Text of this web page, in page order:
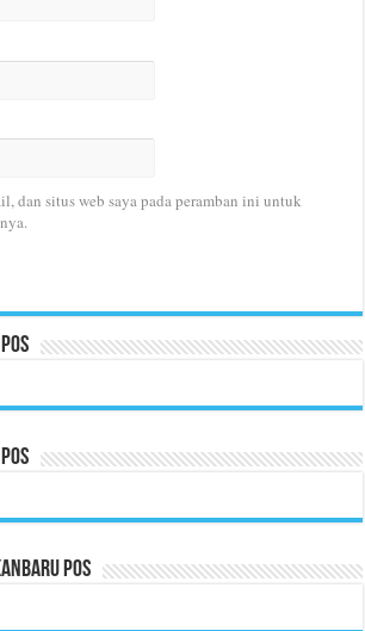
dan situs web saya pada peramban ini untuk
Pos